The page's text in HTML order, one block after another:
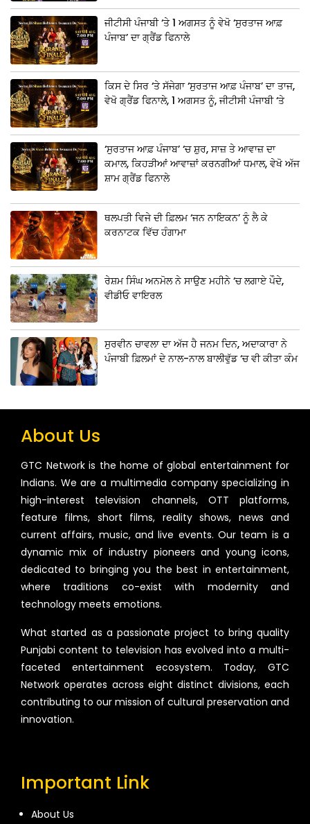
ਜੀਟੀਸੀ ਪੰਜਾਬੀ ‘ਤੇ 1 ਅਗਸਤ ਨੂੰ ਵੇਖੋ ‘ਸੁਰਤਾਜ ਆਫ਼
ਪੰਜਾਬ’ ਦਾ ਗ੍ਰੈਂਡ ਫਿਨਾਲੇ
ਕਿਸ ਦੇ ਸਿਰ ‘ਤੇ ਸੱਜੇਗਾ ‘ਸੁਰਤਾਜ ਆਫ਼ ਪੰਜਾਬ’ ਦਾ ਤਾਜ,
ਵੇਖੋ ਗ੍ਰੈਂਡ ਫਿਨਾਲੇ, 1 ਅਗਸਤ ਨੂੰ, ਜੀਟੀਸੀ ਪੰਜਾਬੀ ‘ਤੇ
‘ਸੁਰਤਾਜ ਆਫ਼ ਪੰਜਾਬ’ ‘ਚ ਸ਼ੁਰ, ਸਾਜ਼ ਤੇ ਆਵਾਜ਼ ਦਾ
ਕਮਾਲ, ਕਿਹੜੀਆਂ ਆਵਾਜ਼ਾਂ ਕਰਨਗੀਆਂ ਧਮਾਲ, ਵੇਖੋ ਅੱਜ
ਸ਼ਾਮ ਗ੍ਰੈਂਡ ਫਿਨਾਲੇ
ਥਲਪਤੀ ਵਿਜੇ ਦੀ ਫ਼ਿਲਮ ‘ਜਨ ਨਾਇਕਨ’ ਨੂੰ ਲੈ ਕੇ
ਕਰਨਾਟਕ ਵਿੱਚ ਹੰਗਾਮਾ
ਰੇਸ਼ਮ ਸਿੰਘ ਅਨਮੋਲ ਨੇ ਸਾਉਣ ਮਹੀਨੇ ‘ਚ ਲਗਾਏ ਪੌਦੇ,
ਵੀਡੀਓ ਵਾਇਰਲ
ਸੁਰਵੀਨ ਚਾਵਲਾ ਦਾ ਅੱਜ ਹੈ ਜਨਮ ਦਿਨ, ਅਦਾਕਾਰਾ ਨੇ
ਪੰਜਾਬੀ ਫ਼ਿਲਮਾਂ ਦੇ ਨਾਲ-ਨਾਲ ਬਾਲੀਵੁੱਡ ‘ਚ ਵੀ ਕੀਤਾ ਕੰਮ
About Us
GTC Network is the home of global entertainment for
Indians. We are a multimedia company specializing in
high-interest television channels, OTT platforms,
feature films, short films, reality shows, news and
current affairs, music, and live events. Our team is a
dynamic mix of industry pioneers and young icons,
dedicated to bringing you the best in entertainment,
where traditions co-exist with modernity and
technology meets emotions.
What started as a passionate project to bring quality
Punjabi content to television has evolved into a multi-
faceted entertainment ecosystem. Today, GTC
Network operates across eight distinct divisions, each
contributing to our mission of cultural preservation and
innovation.
Important Link
About Us